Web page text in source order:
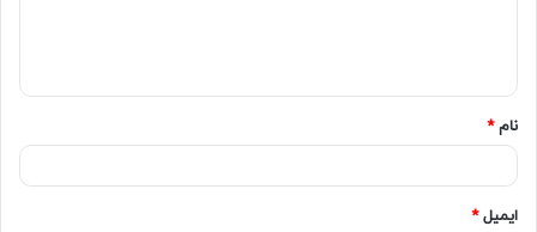
نام*
ایمیل*